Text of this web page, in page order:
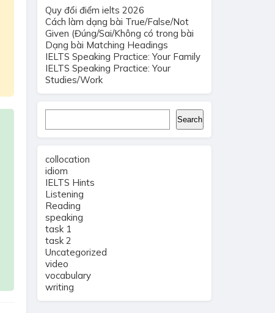
Quy đổi điểm ielts 2026
Cách làm dạng bài True/False/Not
Given (Đúng/Sai/Không có trong bài
Dạng bài Matching Headings
IELTS Speaking Practice: Your Family
IELTS Speaking Practice: Your
Studies/Work
Search
collocation
idiom
IELTS Hints
Listening
Reading
speaking
task 1
task 2
Uncategorized
video
vocabulary
writing